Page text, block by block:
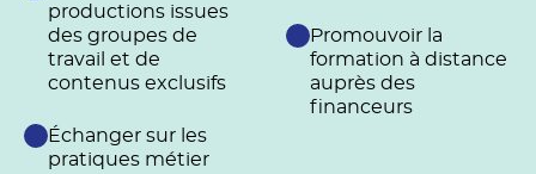
productions issues
des groupes de
travail et de
contenus exclusifs
Échanger sur les
pratiques métier
Promouvoir la
formation à distance
auprès des
financeurs